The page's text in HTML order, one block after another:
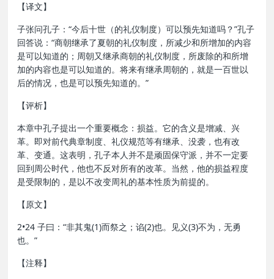
【译文】
子张问孔子：“今后十世（的礼仪制度）可以预先知道吗？”孔子
回答说：“商朝继承了夏朝的礼仪制度，所减少和所增加的内容
是可以知道的；周朝又继承商朝的礼仪制度，所废除的和所增
加的内容也是可以知道的。将来有继承周朝的，就是一百世以
后的情况，也是可以预先知道的。”
【评析】
本章中孔子提出一个重要概念：损益。它的含义是增减、兴
革。即对前代典章制度、礼仪规范等有继承、没袭，也有改
革、变通。这表明，孔子本人并不是顽固保守派，并不一定要
回到周公时代，他也不反对所有的改革。当然，他的损益程度
是受限制的，是以不改变周礼的基本性质为前提的。
【原文】
2•24 子曰：“非其鬼(1)而祭之；谄(2)也。见义(3)不为，无勇
也。”
【注释】